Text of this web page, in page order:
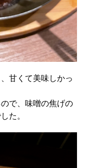
甘くて美味しかっ
で、味噌の焦げの
た。